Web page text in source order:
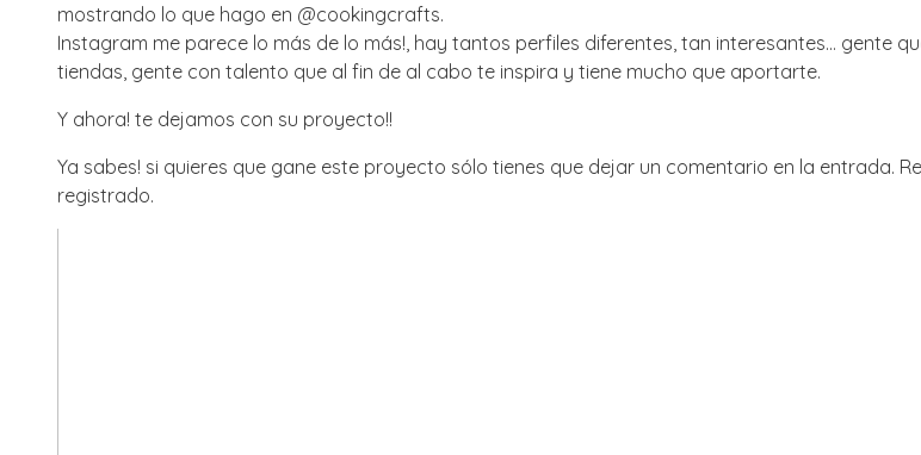
mostrando lo que hago en @cookingcrafts.
Instagram me parece lo más de lo más!, hay tantos perfiles diferentes, tan interesantes… gente
tiendas, gente con talento que al fin de al cabo te inspira y tiene mucho que aportarte.
Y ahora! te dejamos con su proyecto!!
Ya sabes! si quieres que gane este proyecto sólo tienes que dejar un comentario en la entrada.
registrado.